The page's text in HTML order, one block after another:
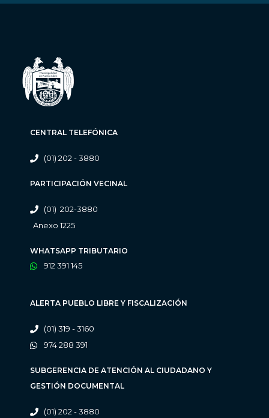
CENTRAL TELEFÓNICA
(01) 202 - 3880
PARTICIPACIÓN VECINAL
(01) 202-3880
Anexo 1225
WHATSAPP TRIBUTARIO
912 391 145
ALERTA PUEBLO LIBRE Y FISCALIZACIÓN
(01) 319 - 3160
974 288 391
SUBGERENCIA DE ATENCIÓN AL CIUDADANO Y
GESTIÓN DOCUMENTAL
(01) 202 - 3880